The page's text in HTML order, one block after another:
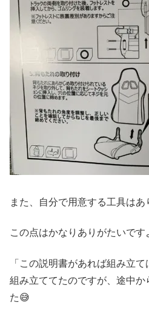
また、自分で用意する工具はあ
この点はかなりありがたいです
「この説明書があれば組み立
組み立ててたのですが、途中
た😅